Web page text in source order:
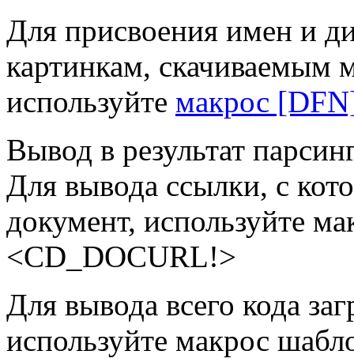
Для присвоения имен и
картинкам, скачиваемым
используйте макрос
Вывод в результат
Для вывода ссылки, с
документ, используйте
<CD_DOCURL!>
Для вывода всего кода
используйте макрос